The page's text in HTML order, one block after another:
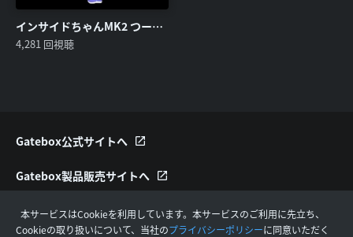
本サービスはCookieを利用しています。本サービスのご利用に先立ち、
Cookieの取り扱いについて、当社のプライバシーポリシーに同意いただく
インサイドちゃんMK2 つーちゃんだっほー！
4,281 回視聴
Gatebox公式サイトへ
Gatebox製品販売サイトへ
Gatebox Video利用規約